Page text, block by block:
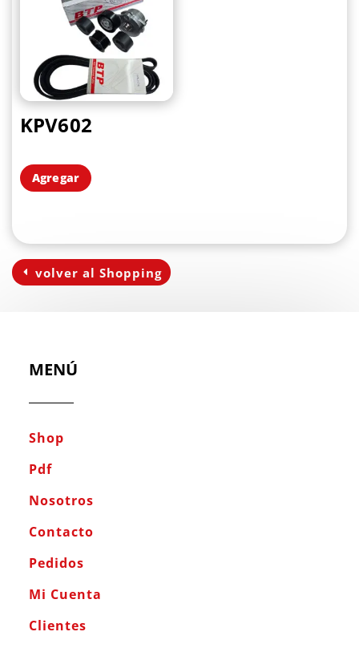
KPV602
Agregar
volver al Shopping
MENÚ
Shop
Pdf
Nosotros
Contacto
Pedidos
Mi Cuenta
Clientes